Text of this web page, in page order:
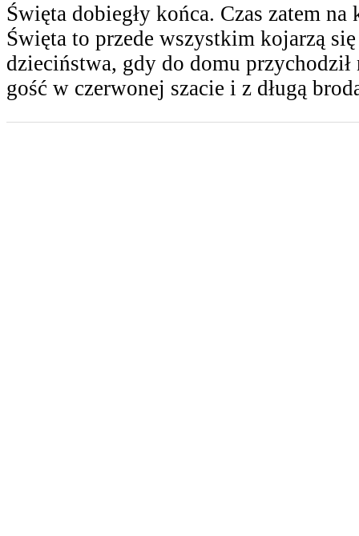
Święta dobiegły końca. Czas zatem
Święta to przede wszystkim kojarzą
dzieciństwa, gdy do domu
gość w czerwonej szacie i z długą